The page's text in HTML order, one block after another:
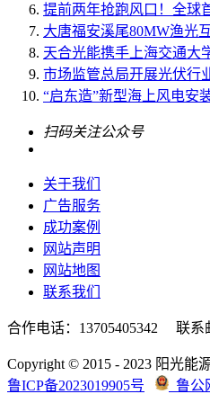
提前两年抢跑风口！全球
大唐福安溪尾80MW渔光
天合光能携手上海交通大
市场监管总局开展光伏行
“启东造”新型海上风电安
扫码关注公众号
关于我们
广告服务
成功案例
网站声明
网站地图
联系我们
合作电话：13705405342 联系
Copyright © 2015 - 2023 阳光能
鲁ICP备2023019905号
鲁公